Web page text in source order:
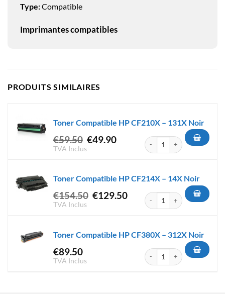
Type:Compatible
Imprimantes compatibles
PRODUITS SIMILAIRES
Toner Compatible HP CF210X – 131X Noir
€59.50 Le
€59.50.
€49.90Le
€49.90.
TVA Inclus
quantité de Toner
Toner Compatible HP CF214X – 14X Noir
€154.50 Le
€154.50.
€129.50Le
€129.50.
TVA Inclus
quantité de Toner
Toner Compatible HP CF380X – 312X Noir
€89.50
TVA Inclus
quantité de Toner